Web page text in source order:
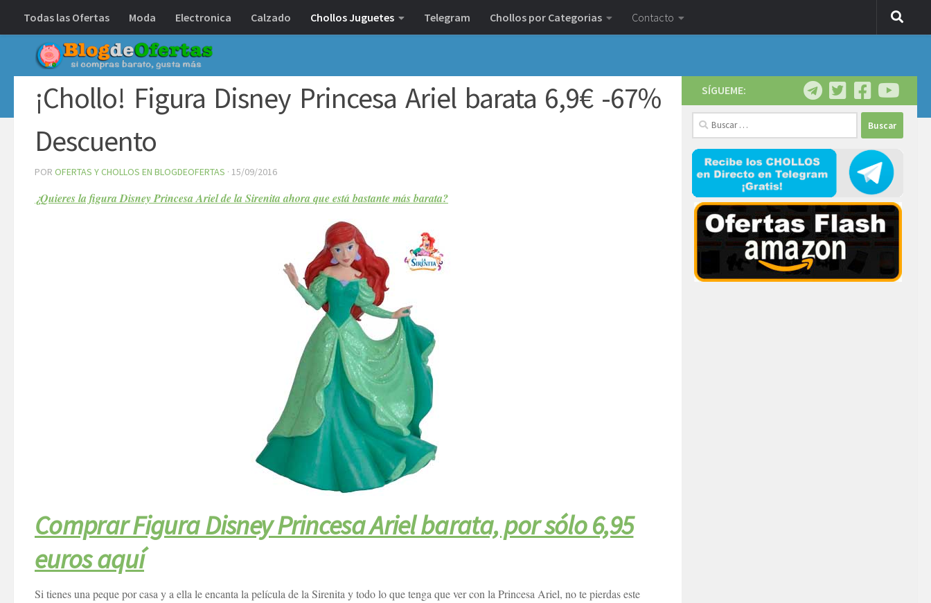
Debajo del contenido
Todas las Ofertas Moda Electronica Calzado Chollos Juguetes Telegram Chollos por Categorias Contacto
¡Chollo! Figura Disney Princesa Ariel barata 6,9€ -67%
Descuento
POR OFERTAS Y CHOLLOS EN BLOGDEOFERTAS · 15/09/2016
¿Quieres la figura Disney Princesa Ariel de la Sirenita ahora que está bastante más barata?
Comprar Figura Disney Princesa Ariel barata, por sólo 6,95
euros aquí
Si tienes una peque por casa y a ella le encanta la película de la Sirenita y todo lo que tenga que ver con la Princesa Ariel, no te pierdas este
SÍGUEME:
Buscar: